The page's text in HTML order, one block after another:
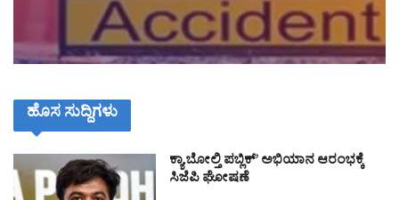
ಹೊಸ ಸುದ್ದಿಗಳು
ಕ್ಯಾ ಬೋಲ್ತಿ ಪಬ್ಲಿಕ್’ ಅಭಿಯಾನ ಆರಂಭಕ್ಕೆ
ಸಿಜೆಪಿ ಘೋಷಣೆ